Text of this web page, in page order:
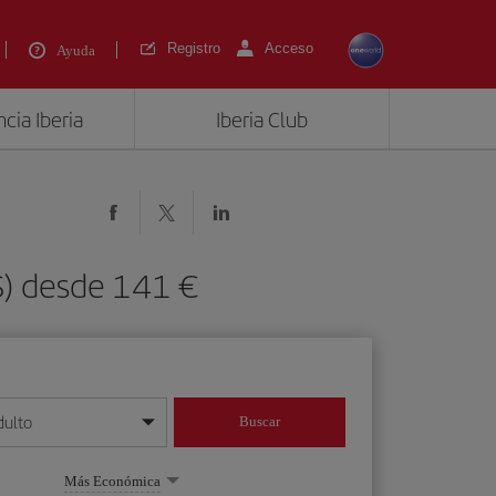
Ayuda Registro Acceso
Iberia Iberia Club
desde 141 €
mes/año
Buscar
Más Económica